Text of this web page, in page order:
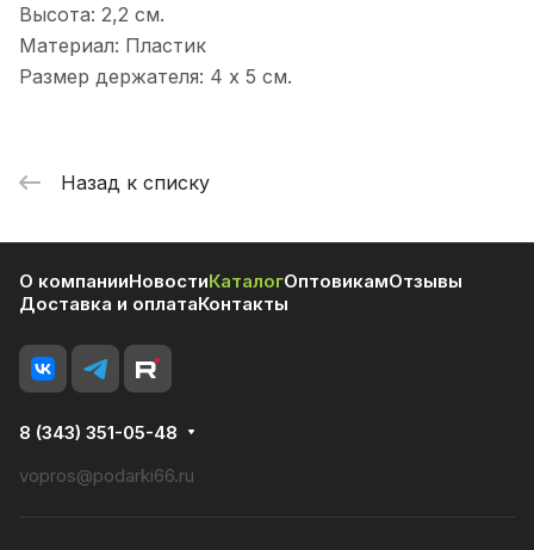
Высота: 2,2 см.
Материал: Пластик
Размер держателя: 4 х 5 см.
Назад к списку
О компанииНовостиКаталогОптовикамОтзывы
Доставка и оплатаКонтакты
8 (343) 351-05-48
vopros@podarki66.ru